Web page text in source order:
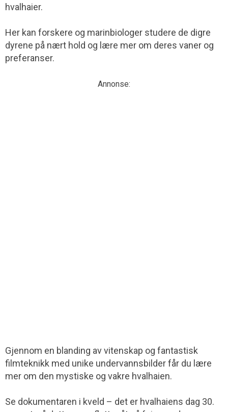
hvalhaier.
Her kan forskere og marinbiologer studere de digre
dyrene på nært hold og lære mer om deres vaner og
preferanser.
Annonse:
Gjennom en blanding av vitenskap og fantastisk
filmteknikk med unike undervannsbilder får du lære
mer om den mystiske og vakre hvalhaien.
Se dokumentaren i kveld – det er hvalhaiens dag 30.